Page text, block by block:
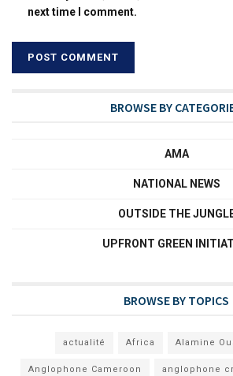
next time I comment.
BROWSE BY
AMA
NATIONAL NEWS
OUTSIDE THE
UPFRONT GREEN
BROWSE BY TOPICS
actualité Africa Alamine
Anglophone Cameroon anglophone